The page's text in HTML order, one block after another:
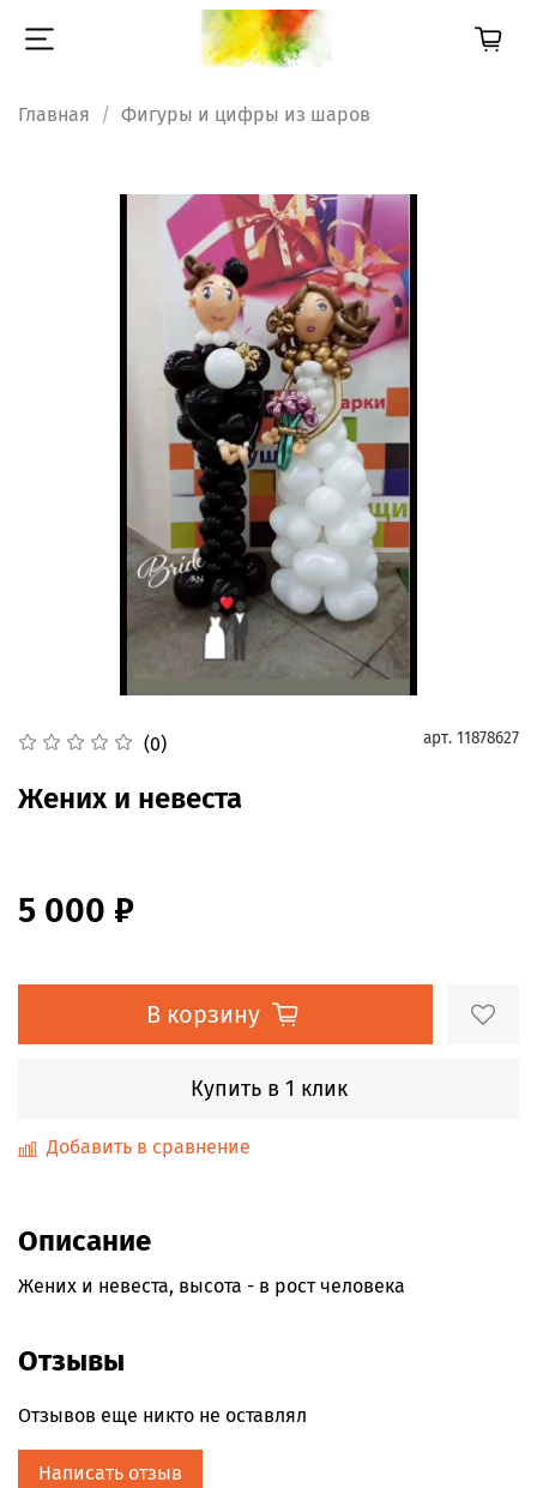
Главная Фигуры и цифры из шаров
(0) арт. 11878627
Жених и невеста
5 000 ₽
В корзину
Купить в 1 клик
Добавить в сравнение
Описание
Жених и невеста, высота - в рост человека
Отзывы
Отзывов еще никто не оставлял
Написать отзыв